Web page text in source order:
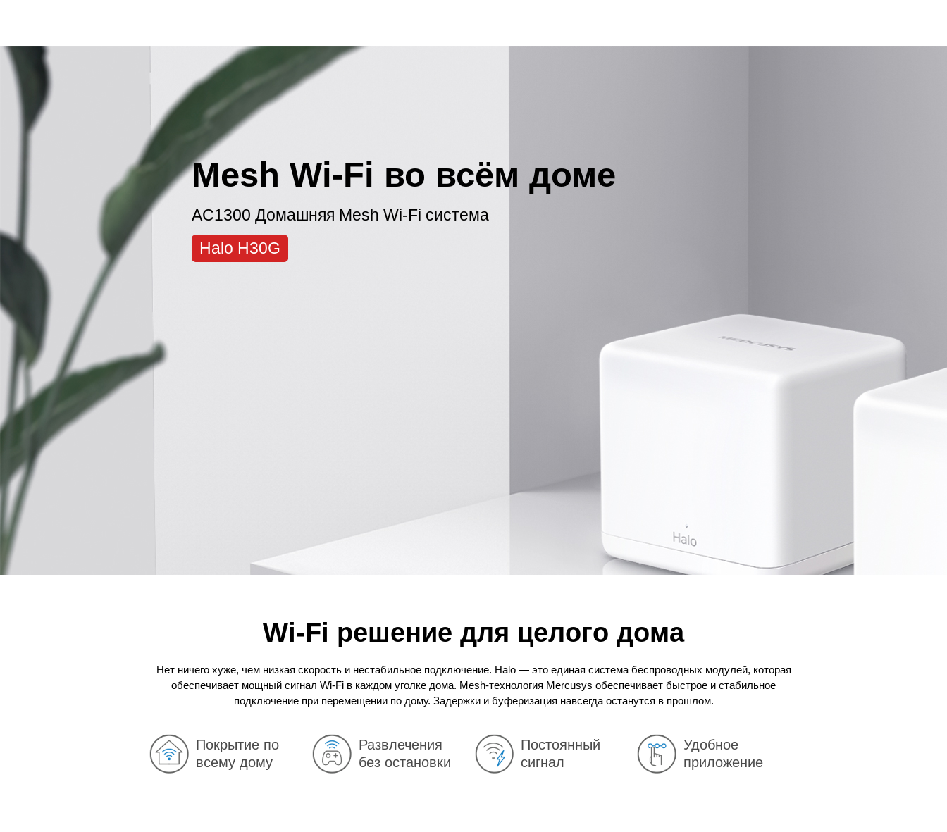
Mesh Wi-Fi во всём доме
AC1300 Домашняя Mesh Wi-Fi система
Halo H30G
Wi‑Fi решение для целого дома
Нет ничего хуже, чем низкая скорость и нестабильное подключение. Halo — это единая система беспроводных модулей, которая
обеспечивает мощный сигнал Wi-Fi в каждом уголке дома. Mesh-технология Mercusys обеспечивает быстрое и стабильное
подключение при перемещении по дому. Задержки и буферизация навсегда останутся в прошлом.
Покрытие по
всему дому
Развлечения
без остановки
Постоянный
сигнал
Удобное
приложение